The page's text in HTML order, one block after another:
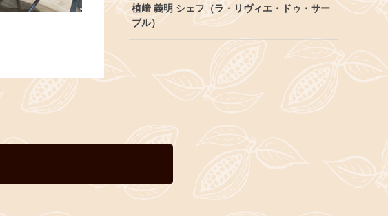
植﨑 義明 シェフ（ラ・リヴィエ・ドゥ・サー
ブル）